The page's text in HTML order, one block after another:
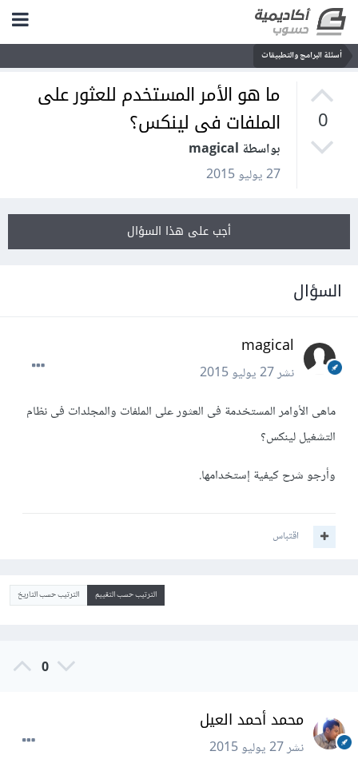
أسئلة البرامج والتطبيقات
0
ما هو الأمر المستخدم للعثور على
الملفات فى لينكس؟
بواسطة magical
27 يوليو 2015
أجب على هذا السؤال
السؤال
magical
نشر27 يوليو 2015
ماهى الأوامر المستخدمة فى العثور على الملفات والمجلدات فى نظام
التشغيل لينكس؟
وأرجو شرح كيفية إستخدامها.
اقتباس
الترتيب حسب التقييم الترتيب حسب التاريخ
0
محمد أحمد العيل
نشر27 يوليو 2015